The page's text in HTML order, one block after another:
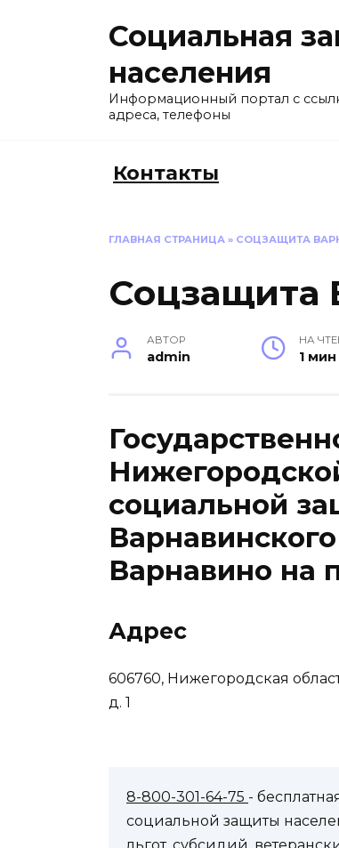
Социальная
населения
Информационный портал с
адреса, телефоны
Контакты
ГЛАВНАЯ СТРАНИЦА » СОЦЗАЩИТА
Соцзащита
АВТОР
admin
НА
1 мин
социальной
Варнавино на
Адрес
606760, Нижегородская
д. 1
8-800-301-64-75 -
социальной защиты